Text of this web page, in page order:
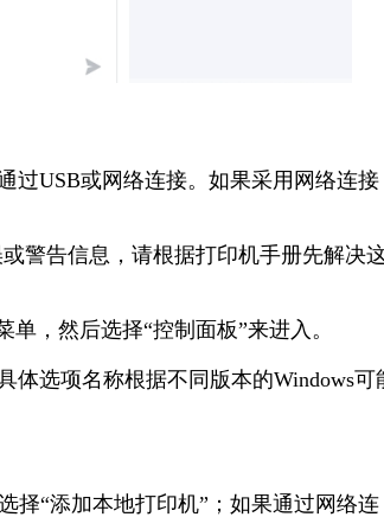
过USB或网络连接。如果采用网络连接
警告信息，请根据打印机手册先解决
，然后选择“控制面板”来进入。
体选项名称根据不同版本的Windows可
择“添加本地打印机”；如果通过网络连